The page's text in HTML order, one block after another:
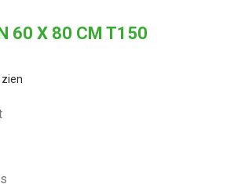
60 X 80 CM T150
zien